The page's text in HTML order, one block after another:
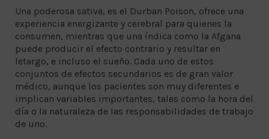
Una poderosa sativa, es el Durban Poison, ofrece una
experiencia energizante y cerebral para quienes la
consumen, mientras que una índica como la Afgana
puede producir el efecto contrario y resultar en
letargo, e incluso el sueño. Cada uno de estos
conjuntos de efectos secundarios es de gran valor
médico, aunque los pacientes son muy diferentes e
implican variables importantes, tales como la hora del
día o la naturaleza de las responsabilidades de trabajo
de uno.